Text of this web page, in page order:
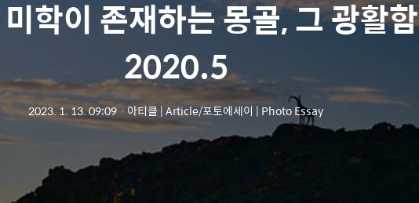
학이 존재하는 몽골, 그 광활함
2020.5
2023. 1. 13. 09:09ㆍ아티클 | Article/포토에세이 | Photo Essay